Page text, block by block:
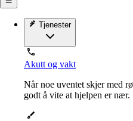
Tjenester
Akutt og vakt
Når noe uventet skjer med
godt å vite at hjelpen er nær.